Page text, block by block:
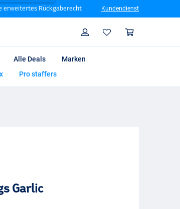
erweitertes Rückgaberecht Kundendienst
Profil
Alle Deals
Marken
Pro staffers
Garlic